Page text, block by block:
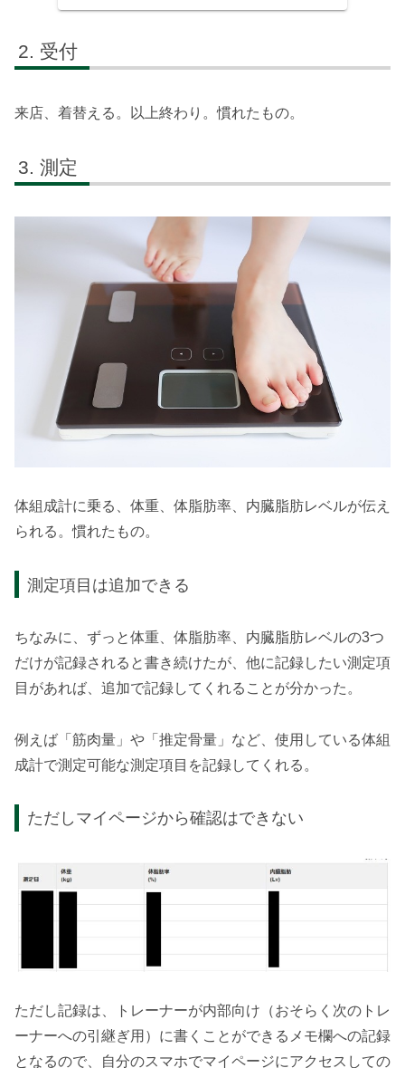
グを...
受付
来店、着替える。以上終わり。慣れたもの。
測定
体組成計に乗る、体重、体脂肪率、内臓脂肪レベルが伝え
られる。慣れたもの。
測定項目は追加できる
ちなみに、ずっと体重、体脂肪率、内臓脂肪レベルの3つ
だけが記録されると書き続けたが、他に記録したい測定項
目があれば、追加で記録してくれることが分かった。
例えば「筋肉量」や「推定骨量」など、使用している体組
成計で測定可能な測定項目を記録してくれる。
ただしマイページから確認はできない
ただし記録は、トレーナーが内部向け（おそらく次のトレ
ーナーへの引継ぎ用）に書くことができるメモ欄への記録
となるので、自分のスマホでマイページにアクセスしての